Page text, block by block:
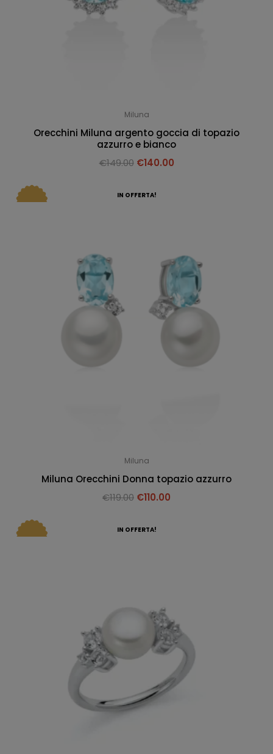
Miluna
Orecchini Miluna argento goccia di topazio
azzurro e bianco
€149.00 €140.00
IN OFFERTA!
Miluna
Miluna Orecchini Donna topazio azzurro
€119.00 €110.00
IN OFFERTA!